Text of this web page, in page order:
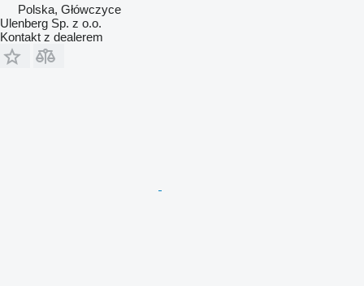
Polska, Główczyce
Ulenberg Sp. z o.o.
Kontakt z dealerem